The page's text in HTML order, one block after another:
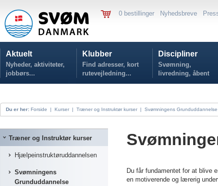
0 bestillinger Nyhedsbreve
Aktuelt
Nyheder, aktiviteter,
jobbørs...
Klubber
Find adresser, kort
rutevejledning...
Discipliner
Svømning,
livredning, åbent
vand...
Du er her: Forside | Kurser | Træner og Instruktør kurser | Svømningens Grunduddannelse
Træner og Instruktør kurser
Hjælpeinstruktøruddannelsen
Svømningens
Grunduddannelse
Du får fundamentet for at blive
en motiverende og lærerig